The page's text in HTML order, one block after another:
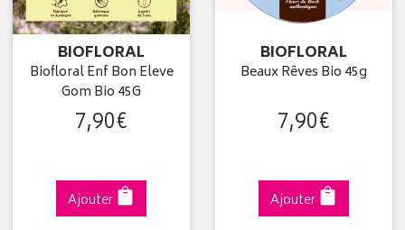
BIOFLORAL
Biofloral Enf Bon Eleve
Gom Bio 45G
7,90€
Ajouter
BIOFLORAL
Beaux Rêves Bio 45g
7,90€
Ajouter